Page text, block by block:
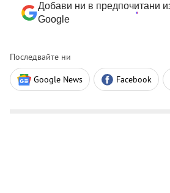
Добави ни в предпочитани
Google
Последвайте ни
Google News Facebook